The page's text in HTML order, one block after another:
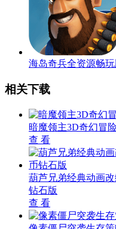
海岛奇兵全资源畅
相关下载
暗魔领主3D奇幻冒
查 看
葫芦兄弟经典动画
钻石版
查 看